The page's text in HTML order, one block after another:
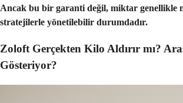
Ancak bu bir garanti değil, miktar genellikle
stratejilerle yönetilebilir durumdadır.
Zoloft Gerçekten Kilo Aldırır mı?
Gösteriyor?